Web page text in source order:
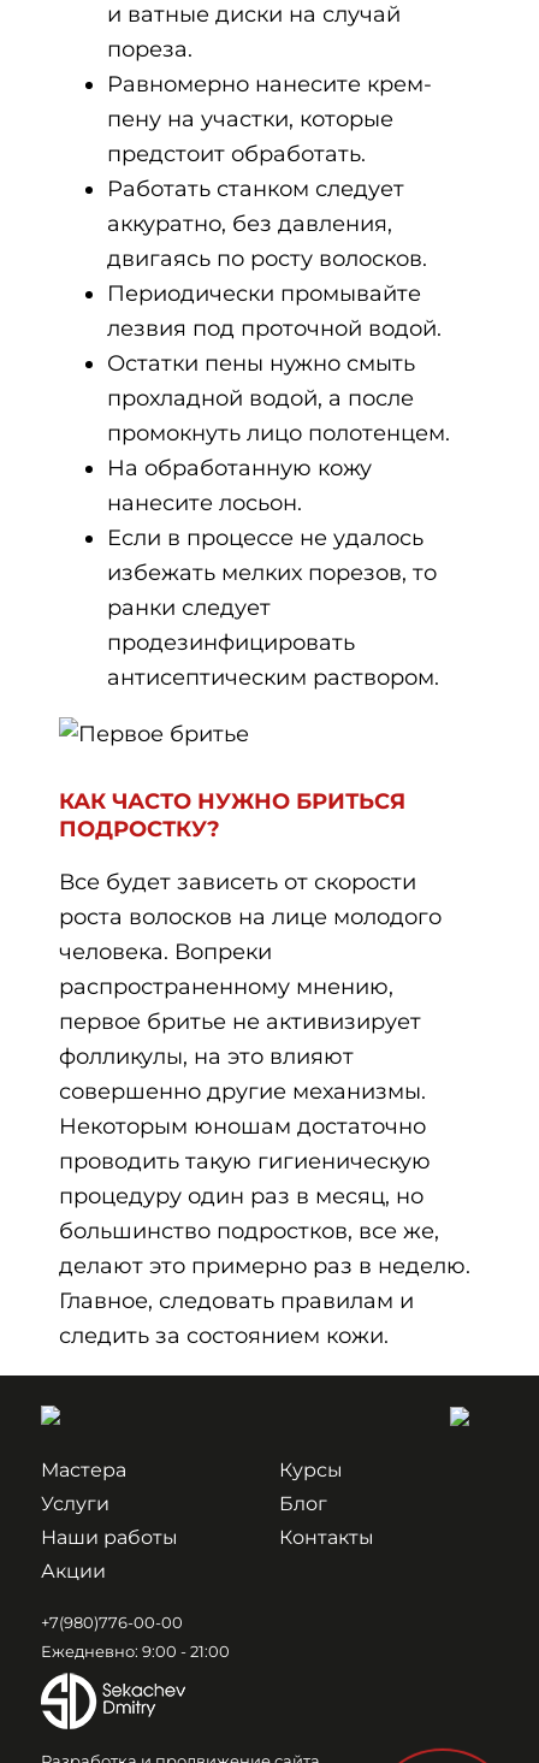
и ватные диски на случай
пореза.
Равномерно нанесите крем-
пену на участки, которые
предстоит обработать.
Работать станком следует
аккуратно, без давления,
двигаясь по росту волосков.
Периодически промывайте
лезвия под проточной водой.
Остатки пены нужно смыть
прохладной водой, а после
промокнуть лицо полотенцем.
На обработанную кожу
нанесите лосьон.
Если в процессе не удалось
избежать мелких порезов, то
ранки следует
продезинфицировать
антисептическим раствором.
КАК ЧАСТО НУЖНО БРИТЬСЯ
ПОДРОСТКУ?
Все будет зависеть от скорости
роста волосков на лице молодого
человека. Вопреки
распространенному мнению,
первое бритье не активизирует
фолликулы, на это влияют
совершенно другие механизмы.
Некоторым юношам достаточно
проводить такую гигиеническую
процедуру один раз в месяц, но
большинство подростков, все же,
делают это примерно раз в неделю.
Главное, следовать правилам и
следить за состоянием кожи.
Мастера
Услуги
Наши работы
Акции
Курсы
Блог
Контакты
+7(980)776-00-00
Ежедневно: 9:00 - 21:00